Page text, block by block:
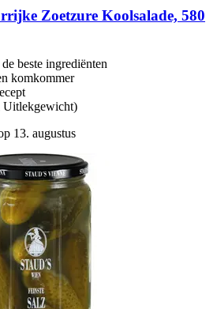
Zoetzure Koolsalade, 580
beste ingrediënten
komkommer
Uitlekgewicht)
13. augustus